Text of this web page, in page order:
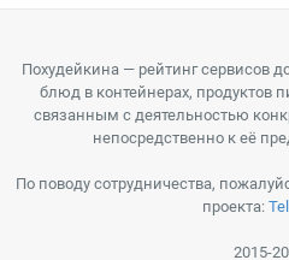
Похудейкина — рейтинг сервисов
блюд в контейнерах, продуктов
связанным с деятельностью
непосредственно к её
По поводу сотрудничества,
проекта:
2015-